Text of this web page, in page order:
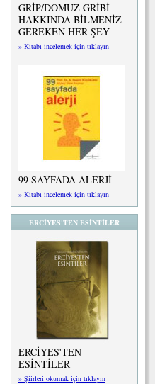
GRİP/DOMUZ GRİBİ
HAKKINDA BİLMENİZ
GEREKEN HER ŞEY
» Kitabı incelemek için tıklayın
99 SAYFADA ALERJİ
» Kitabı incelemek için tıklayın
ERCİYES'TEN ESİNTİLER
ERCİYES'TEN
ESİNTİLER
» Şiirleri okumak için tıklayın